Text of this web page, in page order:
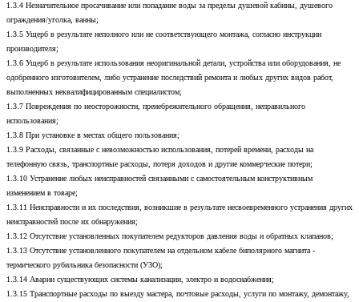
1.3.4 Незначительное просачивание или попадание воды за пределы душевой кабины, душевого
ограждения/уголка, ванны;
1.3.5 Ущерб в результате неполного или не соответствующего монтажа, согласно инструкции
производителя;
1.3.6 Ущерб в результате использования неоригинальной детали, устройства или оборудования, не
одобренного изготовителем, либо устранение последствий ремонта и любых других видов работ,
выполненных неквалифицированным специалистом;
1.3.7 Повреждения по неосторожности, пренебрежительного обращения, неправильного
использования;
1.3.8 При установке в местах общего пользования;
1.3.9 Расходы, связанные с невозможностью использования, потерей времени, расходы на
телефонную связь, транспортные расходы, потеря доходов и другие коммерческие потери;
1.3.10 Устранение любых неисправностей связанными с самостоятельным конструктивным
изменением в товаре;
1.3.11 Неисправности и их последствия, возникшие в результате несвоевременного устранения других
неисправностей после их обнаружения;
1.3.12 Отсутствие установленных покупателем редукторов давления воды и обратных клапанов;
1.3.13 Отсутствие установленного покупателем на отдельном кабеле биполярного магнита -
термического рубильника безопасности (УЗО);
1.3.14 Аварии существующих системы канализации, электро и водоснабжения;
1.3.15 Транспортные расходы по выезду мастера, почтовые расходы, услуги по монтажу, демонтажу,